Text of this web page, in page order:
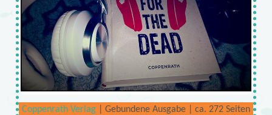
Coppenrath Verlag | Gebundene Ausgabe | ca. 272 Seiten